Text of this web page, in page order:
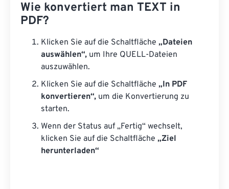
Wie konvertiert man TEXT in
PDF?
Klicken Sie auf die Schaltfläche „Dateien
auswählen“, um Ihre QUELL-Dateien
auszuwählen.
Klicken Sie auf die Schaltfläche „In PDF
konvertieren“, um die Konvertierung zu
starten.
Wenn der Status auf „Fertig“ wechselt,
klicken Sie auf die Schaltfläche „Ziel
herunterladen“